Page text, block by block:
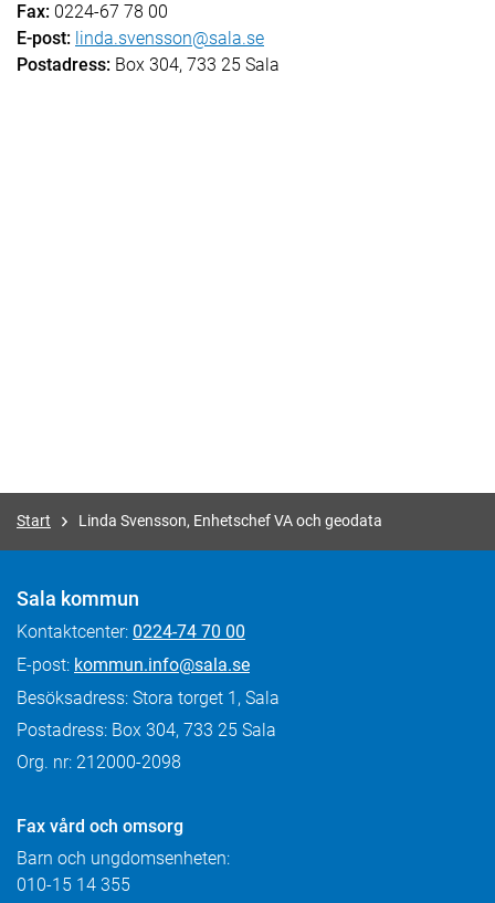
Fax: 0224-67 78 00
E-post: linda.svensson@sala.se
Postadress: Box 304, 733 25 Sala
Start Linda Svensson, Enhetschef VA och geodata
Sala kommun
Kontaktcenter: 0224-74 70 00
E-post: kommun.info@sala.se
Besöksadress: Stora torget 1, Sala
Postadress: Box 304, 733 25 Sala
Org. nr: 212000-2098
Fax vård och omsorg
Barn och ungdomsenheten:
010-15 14 355